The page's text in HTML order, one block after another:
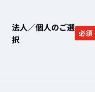
法人／個人のご選
択
必須